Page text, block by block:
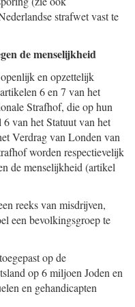
strafwet vast te
de menselijkheid
en opzettelijk
6 en 7 van het
Strafhof, die op hun
van het Statuut van het
Verdrag van Londen van
worden respectievelijk
de menselijkheid (artikel
reeks van misdrijven,
een bevolkingsgroep te
op de
op 6 miljoen Joden en
en gehandicapten